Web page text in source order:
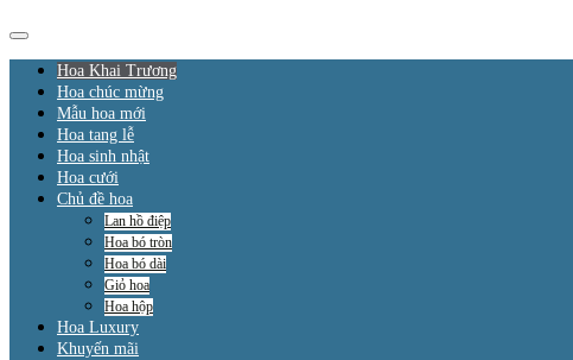
Hoa Khai Trương
Hoa chúc mừng
Mẫu hoa mới
Hoa tang lễ
Hoa sinh nhật
Hoa cưới
Chủ đề hoa
Lan hồ điệp
Hoa bó tròn
Hoa bó dài
Giỏ hoa
Hoa hộp
Hoa Luxury
Khuyến mãi